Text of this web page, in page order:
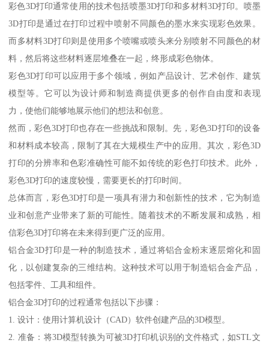
彩色3D打印通常使用的技术包括喷墨3D打印和多材料3D打印。喷墨
3D打印是通过在打印过程中喷射不同颜色的墨水来实现彩色效果。
而多材料3D打印则是使用多个喷嘴或喷头来分别喷射不同颜色的材
料，然后将这些材料逐层堆叠在一起，终形成彩色物体。
彩色3D打印可以应用于多个领域，例如产品设计、艺术创作、建筑
模型等。它可以为设计师和制造商提供更多的创作自由度和表现
力，使他们能够地展示他们的想法和创意。
然而，彩色3D打印也存在一些挑战和限制。先，彩色3D打印的设备
和材料成本较高，限制了其在大规模生产中的应用。其次，彩色3D
打印的分辨率和色彩准确性可能不如传统的彩色打印技术。此外，
彩色3D打印的速度较慢，需要更长的打印时间。
总体而言，彩色3D打印是一项具有潜力和创新性的技术，它为制造
业和创意产业带来了新的可能性。随着技术的不断发展和成熟，相
信彩色3D打印将在未来得到更广泛的应用。
铝合金3D打印是一种的制造技术，通过将铝合金粉末逐层熔化和固
化，以创建复杂的三维结构。这种技术可以用于制造铝合金产品，
包括零件、工具和组件。
铝合金3D打印的过程通常包括以下步骤：
1. 设计：使用计算机设计（CAD）软件创建产品的3D模型。
2. 准备：将3D模型转换为可被3D打印机识别的文件格式，如STL文